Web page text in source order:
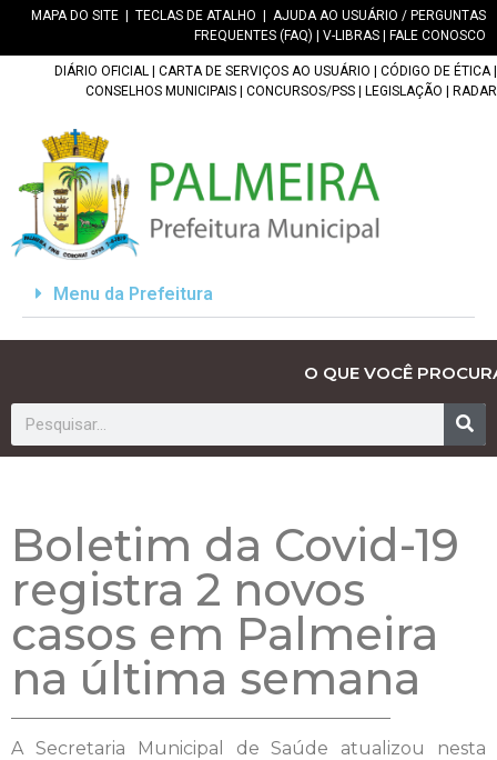
MAPA DO SITE TECLAS DE ATALHO
AJUDA AO USUÁRIO / PERGUNTAS
FREQUENTES (FAQ)
V-LIBRAS FALE CONOSCO
DIÁRIO OFICIAL CARTA DE SERVIÇOS AO USUÁRIO CÓDIGO DE ÉTICA|
CONSELHOS MUNICIPAIS
CONCURSOS/PSS LEGISLAÇÃO RADAR
Menu da Prefeitura
O QUE VOCÊ
Boletim da Covid-19
registra 2 novos
casos em Palmeira
na última semana
A Secretaria Municipal de Saúde atualizou nesta